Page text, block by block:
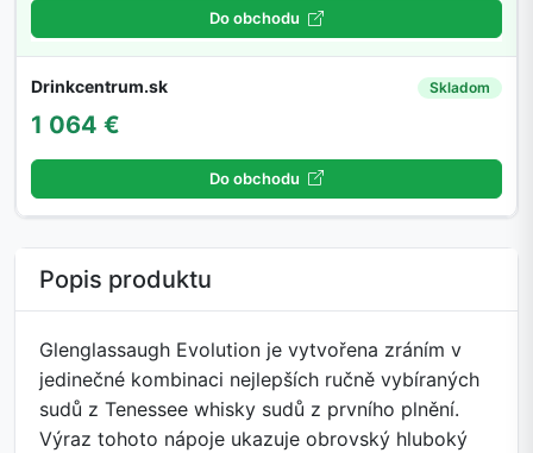
Do obchodu
Drinkcentrum.sk Skladom
1 064 €
Do obchodu
Popis produktu
Glenglassaugh Evolution je vytvořena zráním v
jedinečné kombinaci nejlepších ručně vybíraných
sudů z Tenessee whisky sudů z prvního plnění.
Výraz tohoto nápoje ukazuje obrovský hluboký